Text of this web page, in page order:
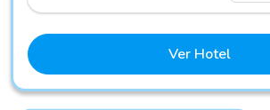
Ver Hotel